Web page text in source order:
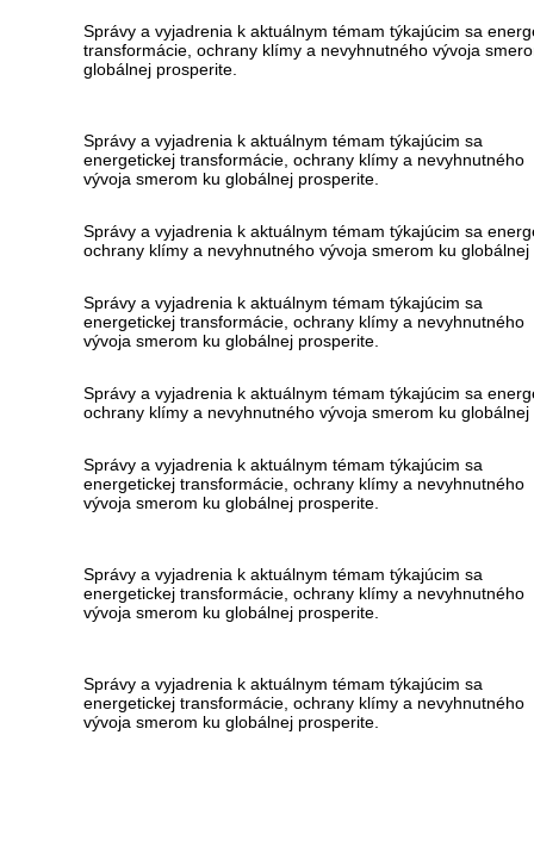
Správy a vyjadrenia k aktuálnym témam týkajúcim sa
transformácie, ochrany klímy a nevyhnutného vývoja
globálnej prosperite.
Správy a vyjadrenia k aktuálnym témam týkajúcim sa
energetickej transformácie, ochrany klímy a nevyhnutného
vývoja smerom ku globálnej prosperite.
Správy a vyjadrenia k aktuálnym témam týkajúcim sa
ochrany klímy a nevyhnutného vývoja smerom ku
Správy a vyjadrenia k aktuálnym témam týkajúcim sa
energetickej transformácie, ochrany klímy a nevyhnutného
vývoja smerom ku globálnej prosperite.
Správy a vyjadrenia k aktuálnym témam týkajúcim sa
ochrany klímy a nevyhnutného vývoja smerom ku
Správy a vyjadrenia k aktuálnym témam týkajúcim sa
energetickej transformácie, ochrany klímy a nevyhnutného
vývoja smerom ku globálnej prosperite.
Správy a vyjadrenia k aktuálnym témam týkajúcim sa
energetickej transformácie, ochrany klímy a nevyhnutného
vývoja smerom ku globálnej prosperite.
Správy a vyjadrenia k aktuálnym témam týkajúcim sa
energetickej transformácie, ochrany klímy a nevyhnutného
vývoja smerom ku globálnej prosperite.